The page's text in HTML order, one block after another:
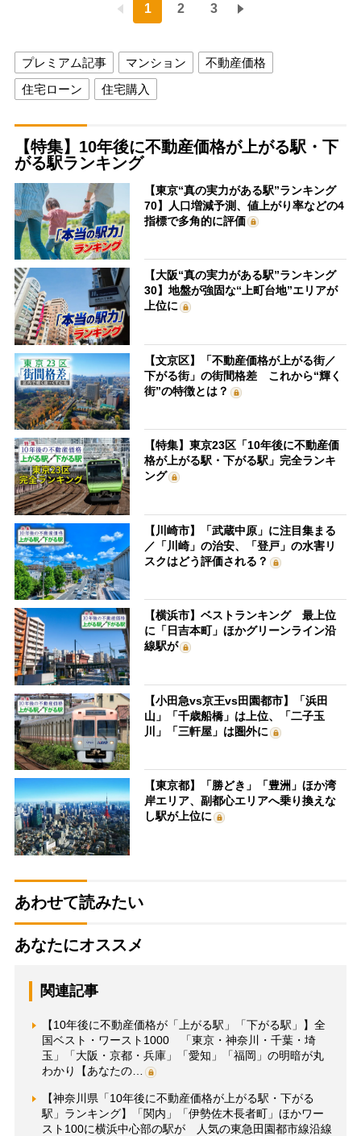
1 2 3
プレミアム記事 マンション
不動産価格
住宅ローン
住宅購入
【特集】10年後に不動産価格が上がる駅・下
がる駅ランキング
【東京“真の実力がある駅”ランキング
70】人口増減予測、値上がり率などの4
指標で多角的に評価
【大阪“真の実力がある駅”ランキング
30】地盤が強固な“上町台地”エリアが
上位に
【文京区】「不動産価格が上がる街／
下がる街」の街間格差 これから“輝く
街”の特徴とは？
【特集】東京23区「10年後に不動産価
格が上がる駅・下がる駅」完全ランキ
ング
【川崎市】「武蔵中原」に注目集まる
／「川崎」の治安、「登戸」の水害リ
スクはどう評価される？
【横浜市】ベストランキング 最上位
に「日吉本町」ほかグリーンライン沿
線駅が
【小田急vs京王vs田園都市】「浜田
山」「千歳船橋」は上位、「二子玉
川」「三軒屋」は圏外に
【東京都】「勝どき」「豊洲」ほか湾
岸エリア、副都心エリアへ乗り換えな
し駅が上位に
あわせて読みたい
あなたにオススメ
関連記事
【10年後に不動産価格が「上がる駅」「下がる駅」】全
国ベスト・ワースト1000 「東京・神奈川・千葉・埼
玉」「大阪・京都・兵庫」「愛知」「福岡」の明暗が丸
わかり【あなたの…
【神奈川県「10年後に不動産価格が上がる駅・下がる
駅」ランキング】「関内」「伊勢佐木長者町」ほかワー
スト100に横浜中心部の駅が 人気の東急田園都市線沿線